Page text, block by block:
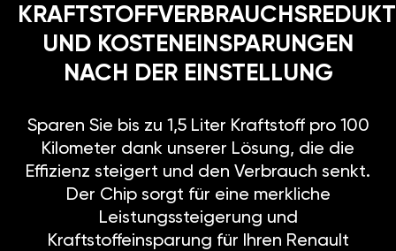
UND KOSTENEINSPARUNGEN
NACH DER EINSTELLUNG
Sparen Sie bis zu 1,5 Liter Kraftstoff pro 100
Kilometer dank unserer Lösung, die die
Effizienz steigert und den Verbrauch senkt.
Der Chip sorgt für eine merkliche
Leistungssteigerung und
Kraftstoffeinsparung für Ihren Renault